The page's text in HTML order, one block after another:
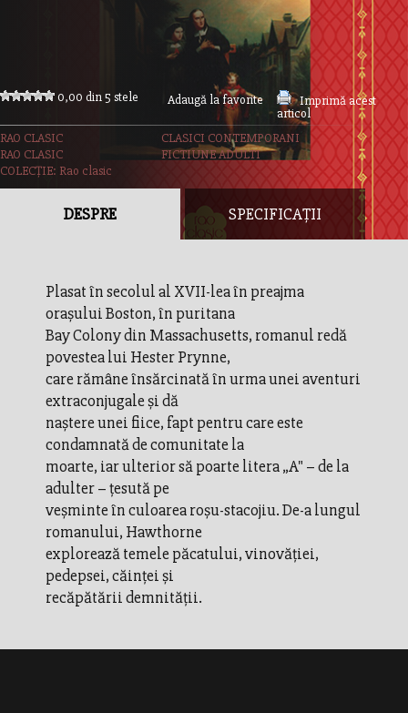
0,00 din 5 stele Adaugă la favorite
Imprimă acest
articol
RAO CLASIC
CLASICI CONTEMPORANI
RAO CLASIC
FICTIUNE ADULTI
COLECȚIE: Rao clasic
DESPRE SPECIFICAȚII
Plasat în secolul al XVII-lea în preajma
orașului Boston, în puritana
Bay Colony din Massachusetts, romanul redă
povestea lui Hester Prynne,
care rămâne însărcinată în urma unei aventuri
extraconjugale și dă
naștere unei fiice, fapt pentru care este
condamnată de comunitate la
moarte, iar ulterior să poarte litera „A" – de la
adulter – ţesută pe
veșminte în culoarea roșu-stacojiu. De-a lungul
romanului, Hawthorne
explorează temele păcatului, vinovăţiei,
pedepsei, căinţei și
recăpătării demnităţii.